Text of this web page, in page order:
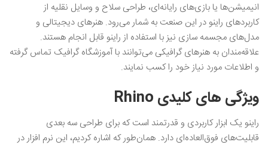
انیمیشن‌ها یا بازی‌های رایانه‌ای، طراحی سلاح و وسایل نقلیه از
کاربردهای راینو در این صنعت به شمار می‌رود. هنرهای دیجیتالی و
مدل‌های مجسمه سازی نیز با استفاده از راینو قابل انجام هستند.
علاقه‌مندان به هنرهای گرافیکی می‌توانند با آموزشگاه گرافیک تماس گرفته
و اطلاعات مورد نیاز خود را کسب نمایند.
ویژگی‌ های کلیدی Rhino
راینو یک ابزار کاربردی و قدرتمند است که برای طراحی سه بعدی
قابلیت‌های فوق‌العاده‌ای دارد. همان‌طور که اشاره کردیم، این نرم افزار در